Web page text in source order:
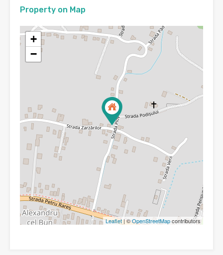
Property on Map
+
−
Leaflet | ©OpenStreetMapcontributors